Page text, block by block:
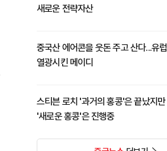
새로운 전략자산
중국산 에어콘을 웃돈 주고 산다...유럽
열광시킨 메이디
스티븐 로치 '과거의 홍콩'은 끝났지만
'새로운 홍콩'은 진행중